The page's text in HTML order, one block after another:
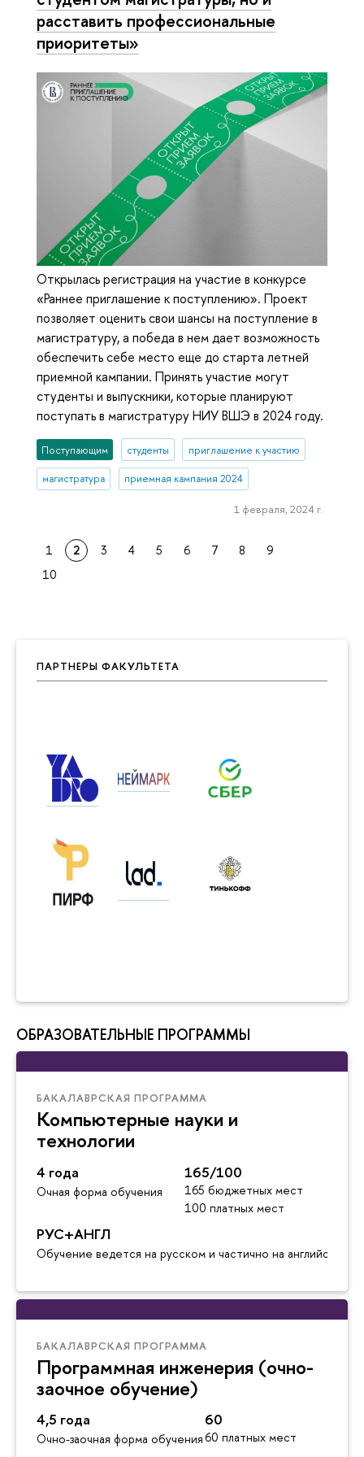
ПАРТНЕРЫ ФАКУЛЬТЕТА
ОБРАЗОВАТЕЛЬНЫЕ ПРОГРАММЫ
БАКАЛАВРСКАЯ ПРОГРАММА
Компьютерные науки и
технологии
4 года
Очная форма обучения
165/100
165 бюджетных мест
100 платных мест
РУС+АНГЛ
Обучение ведется на русском и частично на английском
БАКАЛАВРСКАЯ ПРОГРАММА
Программная инженерия (очно-
заочное обучение)
4,5 года
Очно-заочная форма обучения
60
60 платных мест
расставить профессиональные
приоритеты»
Открылась регистрация на участие в конкурсе
«Раннее приглашение к поступлению». Проект
позволяет оценить свои шансы на поступление в
магистратуру, а победа в нем дает возможность
обеспечить себе место еще до старта летней
приемной кампании. Принять участие могут
студенты и выпускники, которые планируют
поступать в магистратуру НИУ ВШЭ в 2024 году.
Поступающим студенты приглашение к участию
магистратура приемная кампания 2024
1 февраля, 2024 г.
1 2 3 4 5 6 7 8
9
10